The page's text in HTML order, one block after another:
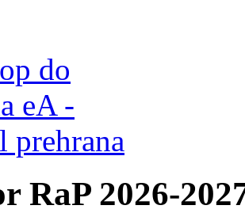
RaP 2026-